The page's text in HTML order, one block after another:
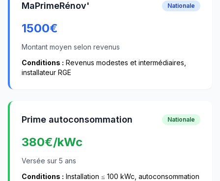
MaPrimeRénov' Nationale
1500€
Montant moyen selon revenus
Conditions : Revenus modestes et intermédiaires,
installateur RGE
Prime autoconsommation Nationale
380€/kWc
Versée sur 5 ans
Conditions : Installation ≤ 100 kWc, autoconsommation